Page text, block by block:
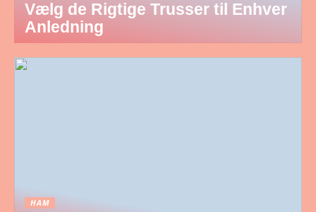
Vælg de Rigtige Trusser til Enhver
Anledning
HAM